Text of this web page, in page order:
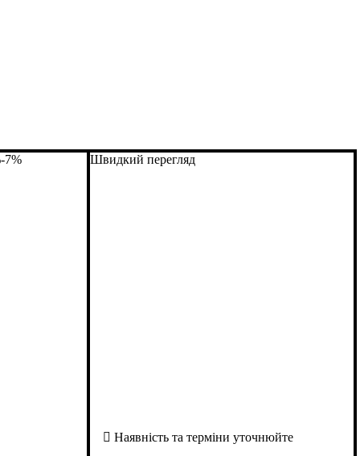
-7%
Швидкий перегляд